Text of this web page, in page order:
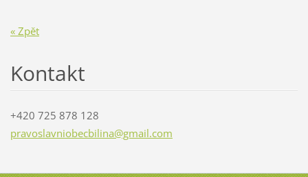
« Zpět
Kontakt
+420 725 878 128
pravoslavniobecbilina@gmail.com